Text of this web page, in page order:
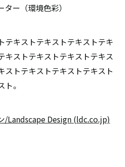
ー（環境色彩）
テキストテキストテキストテキ
キストテキストテキストテキス
ストテキストテキストテキスト
。
/Landscape Design (ldc.co.jp)